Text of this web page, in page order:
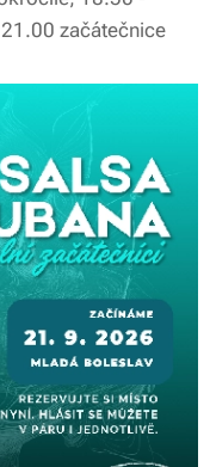
začátečnice